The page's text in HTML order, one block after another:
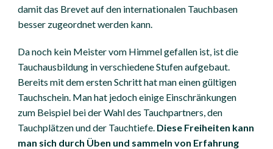
damit das Brevet auf den internationalen Tauchbasen
besser zugeordnet werden kann.
Da noch kein Meister vom Himmel gefallen ist, ist die
Tauchausbildung in verschiedene Stufen aufgebaut.
Bereits mit dem ersten Schritt hat man einen gültigen
Tauchschein. Man hat jedoch einige Einschränkungen
zum Beispiel bei der Wahl des Tauchpartners, den
Tauchplätzen und der Tauchtiefe. Diese Freiheiten kann
man sich durch Üben und sammeln von Erfahrung